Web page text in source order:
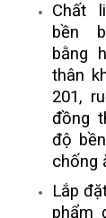
Chất
bền
bằng
thân
201,
đồng
độ
chống
Lắp
phẩm